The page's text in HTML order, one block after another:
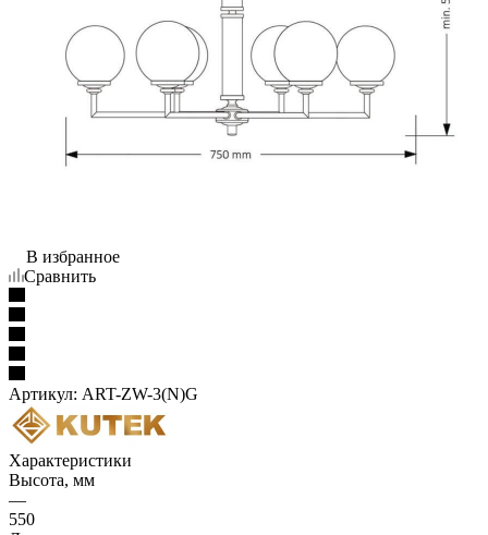
В избранное
Сравнить
Артикул: ART-ZW-3(N)G
Характеристики
Высота, мм
—
550